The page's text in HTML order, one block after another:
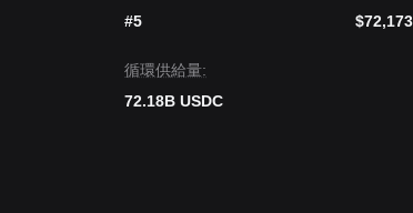
#5
循環供給量:
72.18B USDC